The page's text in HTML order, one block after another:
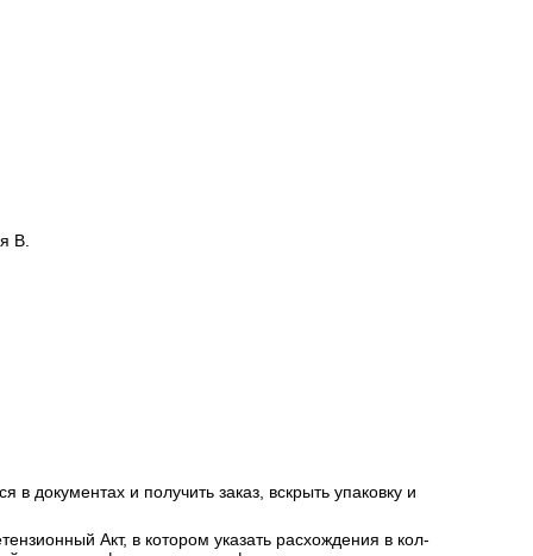
В.
в документах и получить заказ, вскрыть упаковку и
Акт, в котором указать расхождения в кол-